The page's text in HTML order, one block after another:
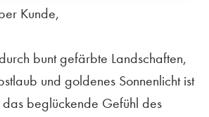
Kunde,
bunt gefärbte Landschaften,
und goldenes Sonnenlicht ist
beglückende Gefühl des